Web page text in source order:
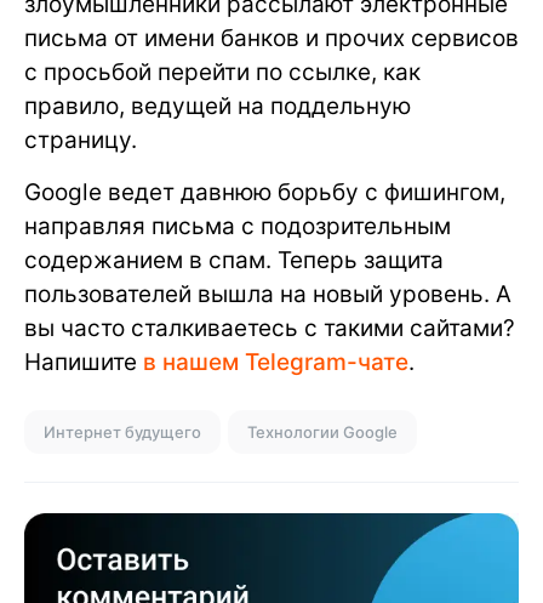
письма от имени банков и прочих сервисов
с просьбой перейти по ссылке, как
правило, ведущей на поддельную
страницу.
Google ведет давнюю борьбу с фишингом,
направляя письма с подозрительным
содержанием в спам. Теперь защита
пользователей вышла на новый уровень. А
вы часто сталкиваетесь с такими сайтами?
Напишите в нашем Telegram-чате.
Интернет будущего Технологии Google